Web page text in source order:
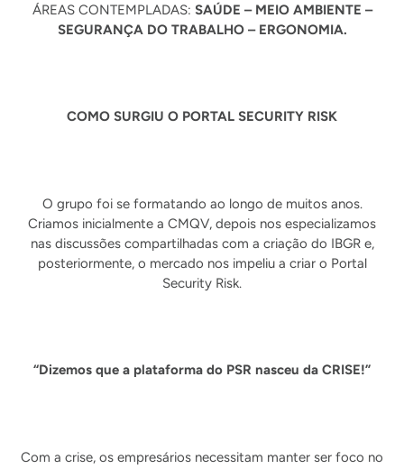
ÁREAS CONTEMPLADAS: SAÚDE – MEIO AMBIENTE –
SEGURANÇA DO TRABALHO – ERGONOMIA.
COMO SURGIU O PORTAL SECURITY RISK
O grupo foi se formatando ao longo de muitos anos.
Criamos inicialmente a CMQV, depois nos especializamos
nas discussões compartilhadas com a criação do IBGR e,
posteriormente, o mercado nos impeliu a criar o Portal
Security Risk.
“Dizemos que a plataforma do PSR nasceu da CRISE!”
Com a crise, os empresários necessitam manter ser foco no